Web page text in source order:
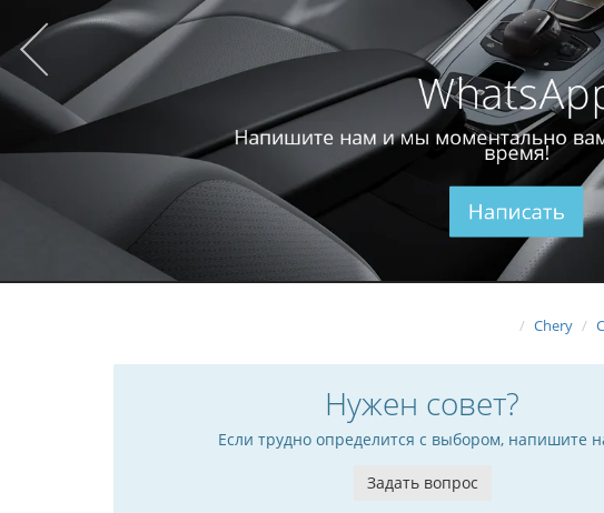
Напишите нам и мы моментально
время!
Написать
Chery
Нужен совет?
Если трудно определится с выбором, напишите
Задать вопрос